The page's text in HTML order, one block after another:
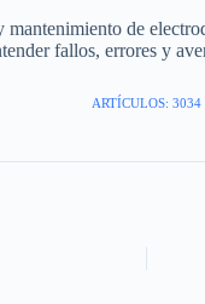
de
fallos, errores y
ARTÍCULOS: 3034